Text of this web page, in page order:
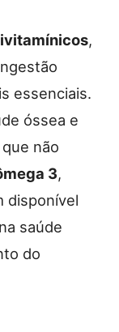
,
essenciais.
óssea e
não
3,
disponível
saúde
do